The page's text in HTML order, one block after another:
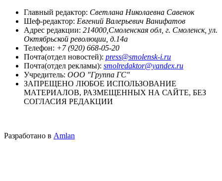
Главный редактор: Светлана Николаевна Савенок
Шеф-редактор: Евгений Валерьевич Ванифатов
Адрес редакции: 214000,Смоленская обл, г. Смоленск, ул.
Октябрьской революции, д.14а
Телефон: +7 (920) 668-05-20
Почта(отдел новостей): press@smolensk-i.ru
Почта(отдел рекламы): smolredaktor@yandex.ru
Учредитель: ООО "Группа ГС"
ЗАПРЕЩЕНО ЛЮБОЕ ИСПОЛЬЗОВАНИЕ
МАТЕРИАЛОВ, РАЗМЕЩЕННЫХ НА САЙТЕ, БЕЗ
СОГЛАСИЯ РЕДАКЦИИ
Разработано в Amlan